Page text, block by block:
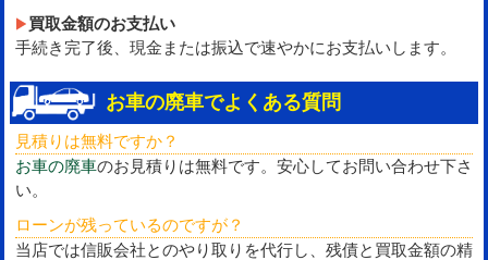
買取金額のお支払い
手続き完了後、現金または振込で速やかにお支払いします。
お車の廃車でよくある質問
見積りは無料ですか？
お車の廃車のお見積りは無料です。安心してお問い合わせ下さ
い。
ローンが残っているのですが？
当店では信販会社とのやり取りを代行し、残債と買取金額の精